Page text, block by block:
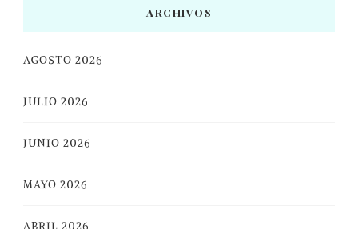
ARCHIVOS
AGOSTO 2026
JULIO 2026
JUNIO 2026
MAYO 2026
ABRIL 2026